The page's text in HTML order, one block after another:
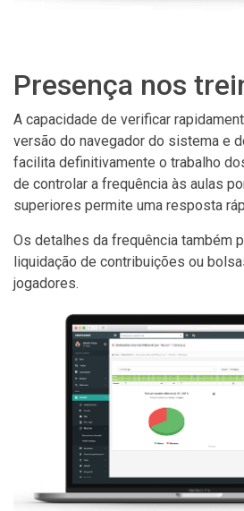
Presença nos
A capacidade de verificar
versão do navegador do sistema e
facilita definitivamente o trabalho
de controlar a frequência às aulas
superiores permite uma resposta
Os detalhes da frequência também
liquidação de contribuições ou
jogadores.